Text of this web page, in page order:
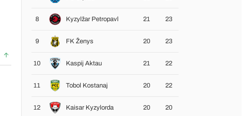
8 Kyzylžar Petropavl 21 23
9 FK Ženys 20 23
10 Kaspij Aktau 21 22
11 Tobol Kostanaj 20 22
12 Kaisar Kyzylorda 20 20